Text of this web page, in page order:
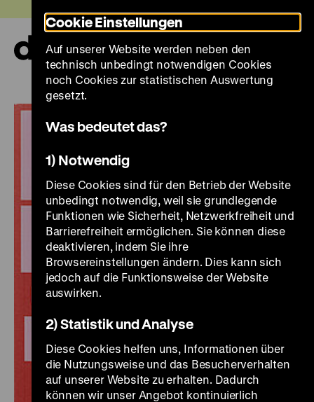
zum
Seiteninhalt
springen
Cookie Einstellungen
Auf unserer Website werden neben den
technisch unbedingt notwendigen Cookies
noch Cookies zur statistischen Auswertung
gesetzt.
Was bedeutet das?
1) Notwendig
Diese Cookies sind für den Betrieb der Website
unbedingt notwendig, weil sie grundlegende
Funktionen wie Sicherheit, Netzwerkfreiheit und
Barrierefreiheit ermöglichen. Sie können diese
deaktivieren, indem Sie ihre
Browsereinstellungen ändern. Dies kann sich
jedoch auf die Funktionsweise der Website
auswirken.
2) Statistik und Analyse
Diese Cookies helfen uns, Informationen über
die Nutzungsweise und das Besucherverhalten
auf unserer Website zu erhalten. Dadurch
können wir unser Angebot kontinuierlich